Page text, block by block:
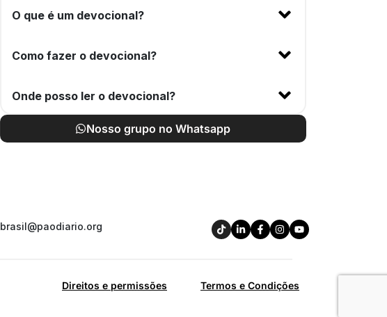
O que é um devocional?
Como fazer o devocional?
Onde posso ler o devocional?
Nosso grupo no Whatsapp
brasil@paodiario.org
Direitos e permissões Termos e Condições